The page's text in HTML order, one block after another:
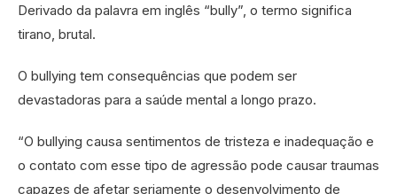
Derivado da palavra em inglês “bully”, o termo significa
tirano, brutal.
O bullying tem consequências que podem ser
devastadoras para a saúde mental a longo prazo.
“O bullying causa sentimentos de tristeza e inadequação e
o contato com esse tipo de agressão pode causar traumas
capazes de afetar seriamente o desenvolvimento de